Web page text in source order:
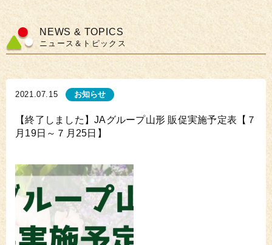
NEWS & TOPICS
ニュース＆トピックス
2021.07.15 お知らせ
【終了しました】JAグループ山形 販促実施予定表【７
月19日～７月25日】